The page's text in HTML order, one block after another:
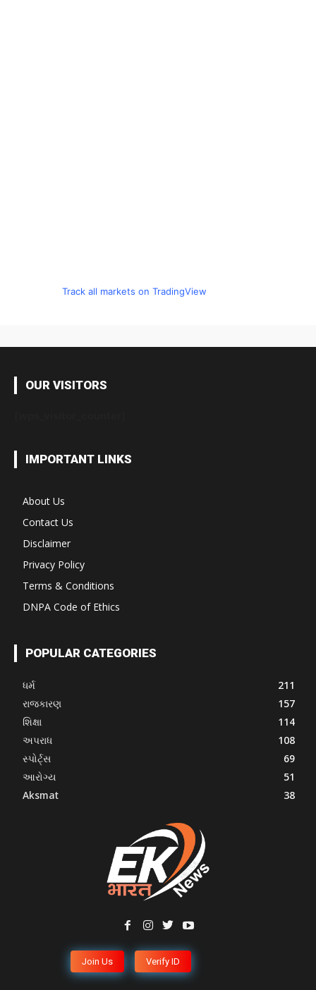
Track all markets on TradingView
OUR VISITORS
IMPORTANT LINKS
About Us
Contact Us
Disclaimer
Privacy Policy
Terms & Conditions
DNPA Code of Ethics
POPULAR CATEGORIES
ધર્મ
211
રાજકારણ
157
શિક્ષા
114
અપરાધ
108
સ્પોર્ટ્સ
69
આરોગ્ય
51
Aksmat
38
Join Us Verify ID